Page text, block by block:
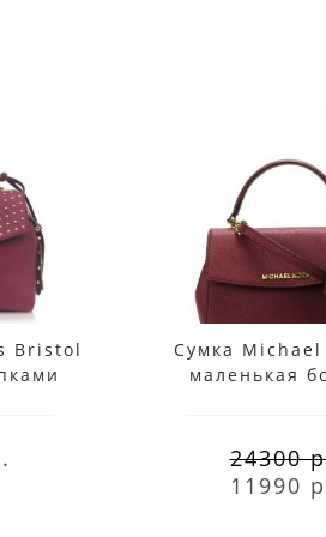
Bristol
Сумка Michael
маленькая
24300
11990